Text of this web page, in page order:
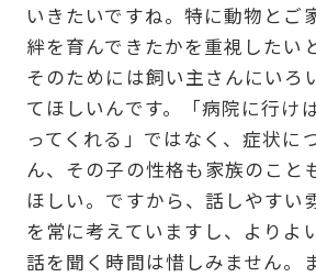
いきたいですね。特に動物とご
絆を育んできたかを重視したい
そのためには飼い主さんにいろ
てほしいんです。「病院に行け
ってくれる」ではなく、症状に
ん、その子の性格も家族のこと
ほしい。ですから、話しやすい
を常に考えていますし、よりよ
話を聞く時間は惜しみません。